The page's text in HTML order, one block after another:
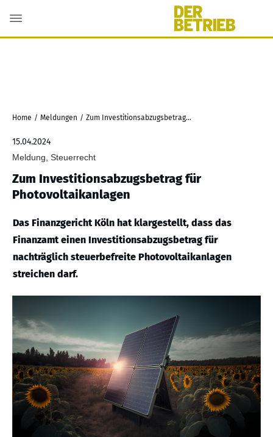
Home / Meldungen / Zum Investitionsabzugsbetrag für Photovoltaikanlagen
15.04.2024
Meldung, Steuerrecht
Zum Investitionsabzugsbetrag für
Photovoltaikanlagen
Das Finanzgericht Köln hat klargestellt, dass das
Finanzamt einen Investitionsabzugsbetrag für
nachträglich steuerbefreite Photovoltaikanlagen
streichen darf.